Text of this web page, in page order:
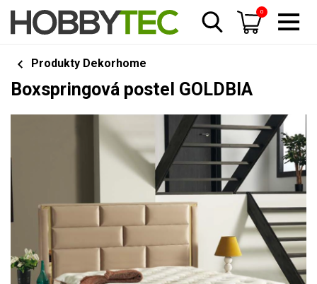
0
Produkty Dekorhome
Boxspringová postel GOLDBIA